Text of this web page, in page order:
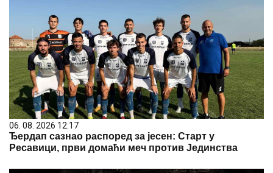
06. 08. 2026 12:17
Ђердап сазнао распоред за јесен: Старт у
Ресавици, први домаћи меч против Јединства